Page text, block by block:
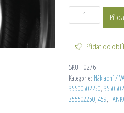
Přidat do
SKU: 10276
Kategorie: Nákladní /
35500502250,
355502250, 459,